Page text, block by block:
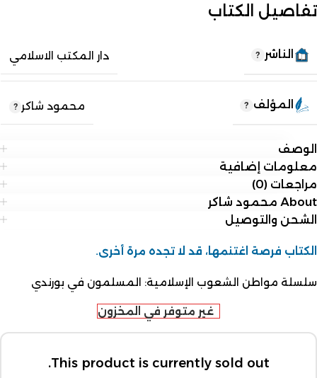
تفاصيل الكتاب
الناشر دار المكتب الاسلامي
المؤلف محمود شاكر
الوصف
معلومات إضافية
مراجعات (0)
About محمود شاكر
الشحن والتوصيل
الكتاب فرصة اغتنمها، قد لا تجده مرة أخرى.
سلسلة مواطن الشعوب الإسلامية: المسلمون في بورندي
غير متوفر في المخزون
This product is currently sold out.